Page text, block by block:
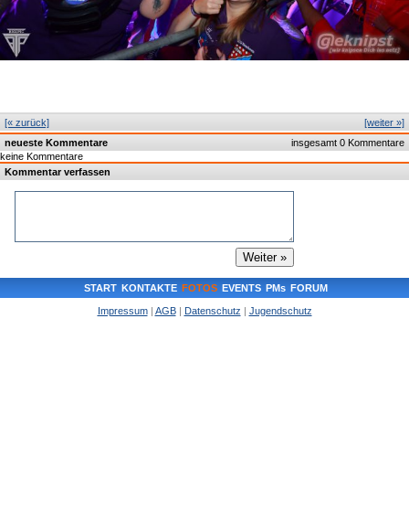
[weiter »]
[« zurück]
insgesamt 0 Kommentare
neueste Kommentare
keine Kommentare
Kommentar verfassen
START KONTAKTE FOTOS EVENTS PMs FORUM
Impressum| AGB| Datenschutz | Jugendschutz